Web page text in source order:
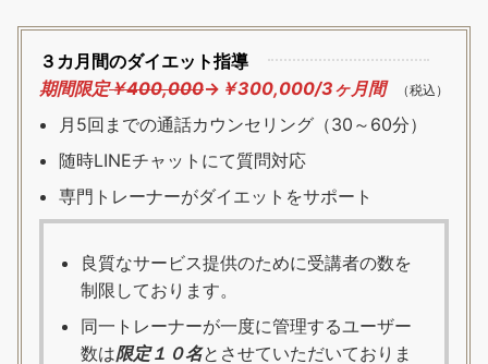
３カ月間のダイエット指導
期間限定￥400,000→ ￥300,000/3ヶ月間 （税込）
月5回までの通話カウンセリング（30～60分）
随時LINEチャットにて質問対応
専門トレーナーがダイエットをサポート
良質なサービス提供のために受講者の数を
制限しております。
同一トレーナーが一度に管理するユーザー
数は限定１０名とさせていただいておりま